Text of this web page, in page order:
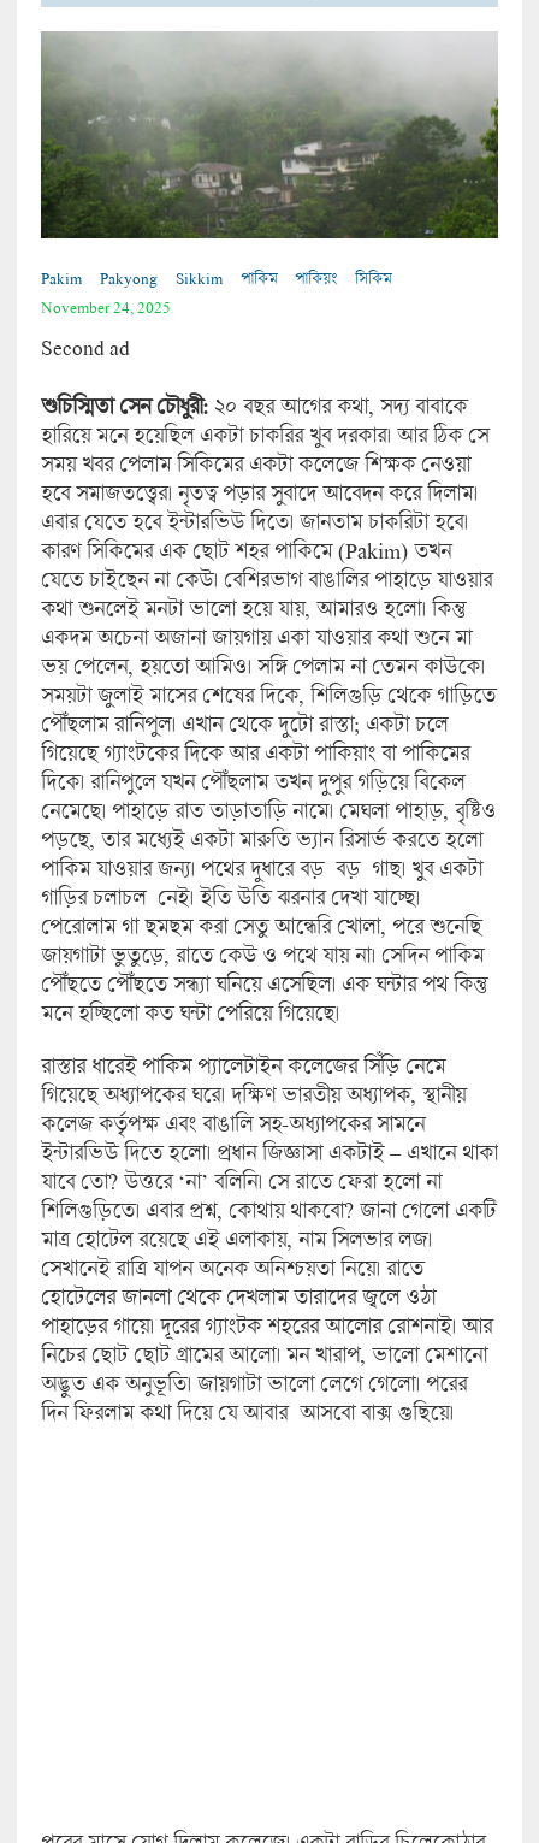
Pakim Pakyong Sikkim পাকিম পাকিয়ং
সিকিম
November 24, 2025
Second ad
শুচিস্মিতা সেন চৌধুরী:২০ বছর আগের কথা, সদ্য বাবাকে
হারিয়ে মনে হয়েছিল একটা চাকরির খুব দরকার। আর ঠিক সে
সময় খবর পেলাম সিকিমের একটা কলেজে শিক্ষক নেওয়া
হবে সমাজতত্ত্বের। নৃতত্ব পড়ার সুবাদে আবেদন করে দিলাম।
এবার যেতে হবে ইন্টারভিউ দিতে। জানতাম চাকরিটা হবে।
কারণ সিকিমের এক ছোট শহর পাকিমে (Pakim) তখন
যেতে চাইছেন না কেউ। বেশিরভাগ বাঙালির পাহাড়ে যাওয়ার
কথা শুনলেই মনটা ভালো হয়ে যায়, আমারও হলো। কিন্তু
একদম অচেনা অজানা জায়গায় একা যাওয়ার কথা শুনে মা
ভয় পেলেন, হয়তো আমিও। সঙ্গি পেলাম না তেমন কাউকে।
সময়টা জুলাই মাসের শেষের দিকে, শিলিগুড়ি থেকে গাড়িতে
পৌঁছলাম রানিপুল। এখান থেকে দুটো রাস্তা; একটা চলে
গিয়েছে গ্যাংটকের দিকে আর একটা পাকিয়াং বা পাকিমের
দিকে। রানিপুলে যখন পৌঁছলাম তখন দুপুর গড়িয়ে বিকেল
নেমেছে। পাহাড়ে রাত তাড়াতাড়ি নামে। মেঘলা পাহাড়, বৃষ্টিও
পড়ছে, তার মধ্যেই একটা মারুতি ভ্যান রিসার্ভ করতে হলো
পাকিম যাওয়ার জন্য। পথের দুধারে বড় বড় গাছ। খুব একটা
গাড়ির চলাচল নেই। ইতি উতি ঝরনার দেখা যাচ্ছে।
পেরোলাম গা ছমছম করা সেতু আন্ধেরি খোলা, পরে শুনেছি
জায়গাটা ভুতুড়ে, রাতে কেউ ও পথে যায় না। সেদিন পাকিম
পৌঁছতে পৌঁছতে সন্ধ্যা ঘনিয়ে এসেছিল। এক ঘন্টার পথ কিন্তু
মনে হচ্ছিলো কত ঘন্টা পেরিয়ে গিয়েছে।
রাস্তার ধারেই পাকিম প্যালেটাইন কলেজের সিঁড়ি নেমে
গিয়েছে অধ্যাপকের ঘরে। দক্ষিণ ভারতীয় অধ্যাপক, স্থানীয়
কলেজ কর্তৃপক্ষ এবং বাঙালি সহ-অধ্যাপকের সামনে
ইন্টারভিউ দিতে হলো। প্রধান জিজ্ঞাসা একটাই – এখানে থাকা
যাবে তো? উত্তরে ‘না’ বলিনি। সে রাতে ফেরা হলো না
শিলিগুড়িতে। এবার প্রশ্ন, কোথায় থাকবো? জানা গেলো একটি
মাত্র হোটেল রয়েছে এই এলাকায়, নাম সিলভার লজ।
সেখানেই রাত্রি যাপন অনেক অনিশ্চয়তা নিয়ে। রাতে
হোটেলের জানলা থেকে দেখলাম তারাদের জ্বলে ওঠা
পাহাড়ের গায়ে। দূরের গ্যাংটক শহরের আলোর রোশনাই। আর
নিচের ছোট ছোট গ্রামের আলো। মন খারাপ, ভালো মেশানো
অদ্ভুত এক অনুভূতি। জায়গাটা ভালো লেগে গেলো। পরের
দিন ফিরলাম কথা দিয়ে যে আবার আসবো বাক্স গুছিয়ে।